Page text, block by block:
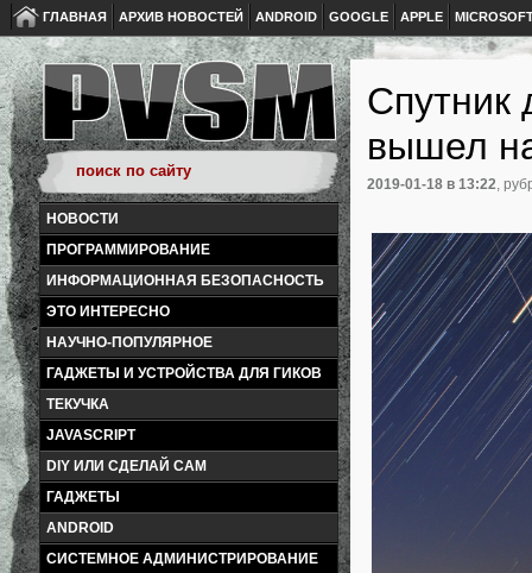
ГЛАВНАЯ АРХИВ НОВОСТЕЙ ANDROID GOOGLE APPLE
НОВОСТИ
ПРОГРАММИРОВАНИЕ
ИНФОРМАЦИОННАЯ БЕЗОПАСНОСТЬ
ЭТО ИНТЕРЕСНО
НАУЧНО-ПОПУЛЯРНОЕ
ГАДЖЕТЫ И УСТРОЙСТВА ДЛЯ ГИКОВ
ТЕКУЧКА
JAVASCRIPT
DIY ИЛИ СДЕЛАЙ САМ
ГАДЖЕТЫ
ANDROID
СИСТЕМНОЕ АДМИНИСТРИРОВАНИЕ
Спутник
вышел
2019-01-18 в 13:22,